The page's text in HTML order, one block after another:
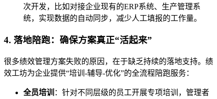
次开发，比如对接企业现有的ERP系统、生产管理系
统，实现数据的自动同步，减少人工填报的工作量。
4. 落地陪跑：确保方案真正“活起来”
很多绩效管理方案失败的原因，在于缺乏持续的落地支持。绩
效工坊为企业提供“培训-辅导-优化”的全流程陪跑服务：
全员培训 ：针对不同层级的员工开展专项培训，管理者